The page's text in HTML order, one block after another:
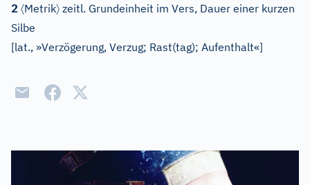
2 〈Metrik〉 zeitl. Grundeinheit im Vers, Dauer einer kurzen
Silbe
[lat., »Verzögerung, Verzug; Rast(tag); Aufenthalt«]